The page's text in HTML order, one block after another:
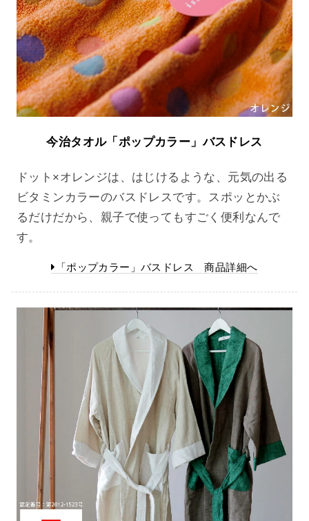
今治タオル「ポップカラー」バスドレス
ドット×オレンジは、はじけるような、元気の出る
ビタミンカラーのバスドレスです。スポッとかぶ
るだけだから、親子で使ってもすごく便利なんで
す。
「ポップカラー」バスドレス 商品詳細へ